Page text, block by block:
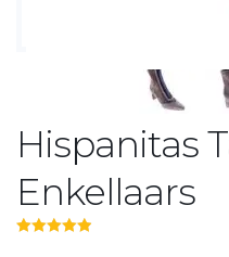
Hispanitas
Enkellaars